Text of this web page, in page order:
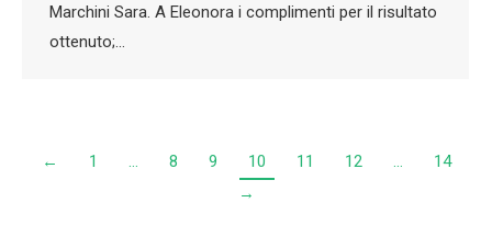
Marchini Sara. A Eleonora i complimenti per il risultato
ottenuto;…
← 1 … 8 9 10 11 12 …
14
→